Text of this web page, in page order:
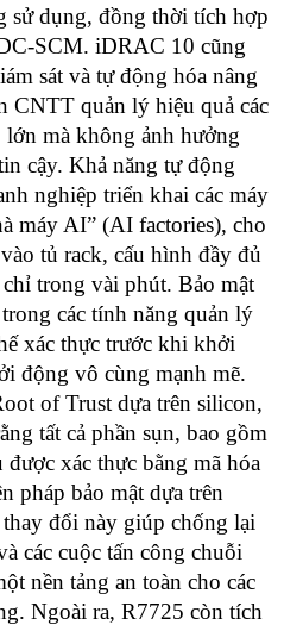
sử dụng, đồng thời tích hợp
SCM. iDRAC 10 cũng
sát và tự động hóa nâng
CNTT quản lý hiệu quả các
mà không ảnh hưởng
cậy. Khả năng tự động
nghiệp triển khai các máy
máy AI” (AI factories), cho
tủ rack, cấu hình đầy đủ
chỉ trong vài phút. Bảo mật
các tính năng quản lý
xác thực trước khi khởi
động vô cùng mạnh mẽ.
of Trust dựa trên silicon,
tất cả phần sụn, bao gồm
xác thực bằng mã hóa
pháp bảo mật dựa trên
đổi này giúp chống lại
các cuộc tấn công chuỗi
nền tảng an toàn cho các
Ngoài ra, R7725 còn tích